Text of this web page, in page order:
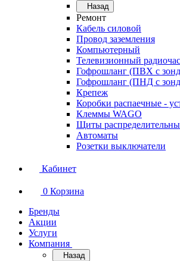
Назад
Ремонт
Кабель силовой
Провод заземления
Компьютерный
Телевизионный
Гофрошланг (ПВХ с
Гофрошланг (ПНД с
Крепеж
Коробки распаечные -
Клеммы WAGO
Щиты
Автоматы
Розетки выключатели
Кабинет
0 Корзина
Бренды
Акции
Услуги
Компания
Назад